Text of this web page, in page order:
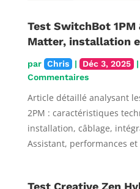
Test SwitchBot 1PM
Matter, installation
par Chris | Déc 3, 2025 |
Commentaires
Article détaillé analysant
2PM : caractéristiques
installation, câblage,
Assistant, performances
Test Creative Zen